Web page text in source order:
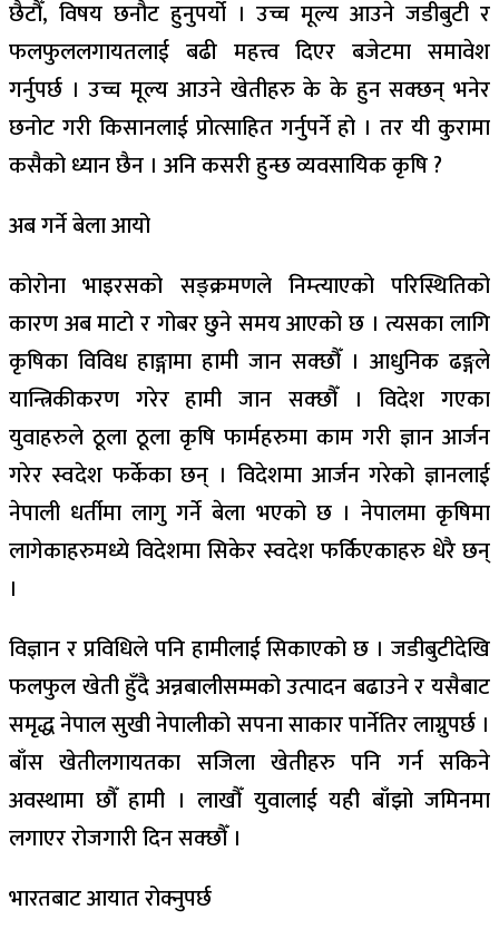
छैटौँ, विषय छनौट हुनुपर्यो । उच्च मूल्य आउने जडीबुटी र
फलफुललगायतलाई बढी महत्त्व दिएर बजेटमा समावेश
गर्नुपर्छ । उच्च मूल्य आउने खेतीहरु के के हुन सक्छन् भनेर
छनोट गरी किसानलाई प्रोत्साहित गर्नुपर्ने हो । तर यी कुरामा
कसैको ध्यान छैन । अनि कसरी हुन्छ व्यवसायिक कृषि ?
अब गर्ने बेला आयो
कोरोना भाइरसको सङ्क्रमणले निम्त्याएको परिस्थितिको
कारण अब माटो र गोबर छुने समय आएको छ । त्यसका लागि
कृषिका विविध हाङ्गामा हामी जान सक्छौँ । आधुनिक ढङ्गले
यान्त्रिकीकरण गरेर हामी जान सक्छौँ । विदेश गएका
युवाहरुले ठूला ठूला कृषि फार्महरुमा काम गरी ज्ञान आर्जन
गरेर स्वदेश फर्केका छन् । विदेशमा आर्जन गरेको ज्ञानलाई
नेपाली धर्तीमा लागु गर्ने बेला भएको छ । नेपालमा कृषिमा
लागेकाहरुमध्ये विदेशमा सिकेर स्वदेश फर्किएकाहरु धेरै छन्
।
विज्ञान र प्रविधिले पनि हामीलाई सिकाएको छ । जडीबुटीदेखि
फलफुल खेती हुँदै अन्नबालीसम्मको उत्पादन बढाउने र यसैबाट
समृद्ध नेपाल सुखी नेपालीको सपना साकार पार्नेतिर लाग्नुपर्छ ।
बाँस खेतीलगायतका सजिला खेतीहरु पनि गर्न सकिने
अवस्थामा छौँ हामी । लाखौँ युवालाई यही बाँझो जमिनमा
लगाएर रोजगारी दिन सक्छौँ ।
भारतबाट आयात रोक्नुपर्छ